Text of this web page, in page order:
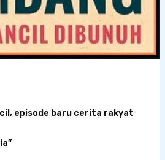
episode baru cerita rakyat